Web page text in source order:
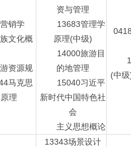
销学
文化概
资源规
马克思
理
资与管理
13683管理学
原理(中级)
14000旅游目
的地管理
15040习近平
新时代中国特色社
会
主义思想概论
(中
13343场景设计